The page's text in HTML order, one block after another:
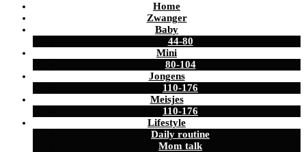
Home
Zwanger
Baby
44-80
Mini
80-104
Jongens
110-176
Meisjes
110-176
Lifestyle
Daily routine
Mom talk